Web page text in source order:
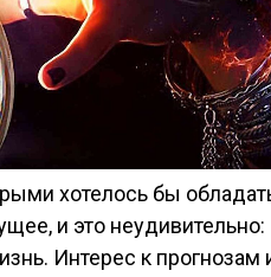
хотелось бы
и это неудивительно:
Интерес к прогнозам